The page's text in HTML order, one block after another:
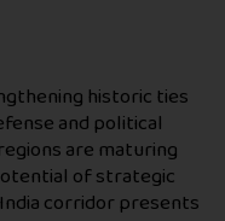
historic ties
and political
are maturing
of strategic
corridor presents